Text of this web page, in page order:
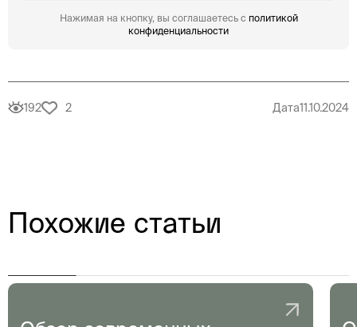
Нажимая на кнопку, вы соглашаетесь с политикой
конфиденциальности
192 2 Дата11.10.2024
Похожие статьи